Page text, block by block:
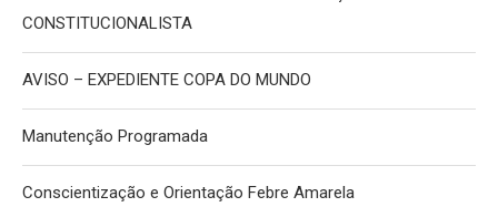
CONSTITUCIONALISTA
AVISO – EXPEDIENTE COPA DO MUNDO
Manutenção Programada
Conscientização e Orientação Febre Amarela